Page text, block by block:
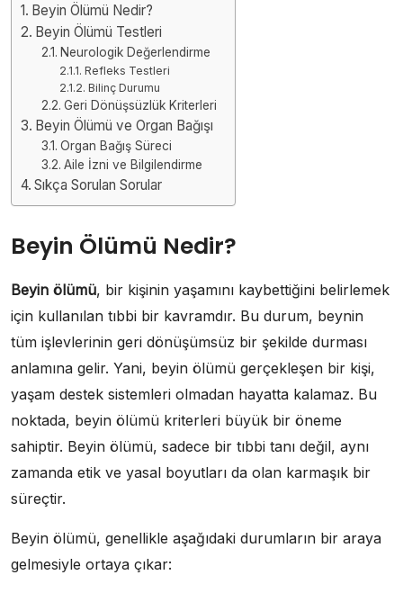
Beyin Ölümü Nedir?
Beyin Ölümü Testleri
Neurologik Değerlendirme
Refleks Testleri
Bilinç Durumu
Geri Dönüşsüzlük Kriterleri
Beyin Ölümü ve Organ Bağışı
Organ Bağış Süreci
Aile İzni ve Bilgilendirme
Sıkça Sorulan Sorular
Beyin Ölümü Nedir?
Beyin ölümü, bir kişinin yaşamını kaybettiğini belirlemek
için kullanılan tıbbi bir kavramdır. Bu durum, beynin
tüm işlevlerinin geri dönüşümsüz bir şekilde durması
anlamına gelir. Yani, beyin ölümü gerçekleşen bir kişi,
yaşam destek sistemleri olmadan hayatta kalamaz. Bu
noktada, beyin ölümü kriterleri büyük bir öneme
sahiptir. Beyin ölümü, sadece bir tıbbi tanı değil, aynı
zamanda etik ve yasal boyutları da olan karmaşık bir
süreçtir.
Beyin ölümü, genellikle aşağıdaki durumların bir araya
gelmesiyle ortaya çıkar: